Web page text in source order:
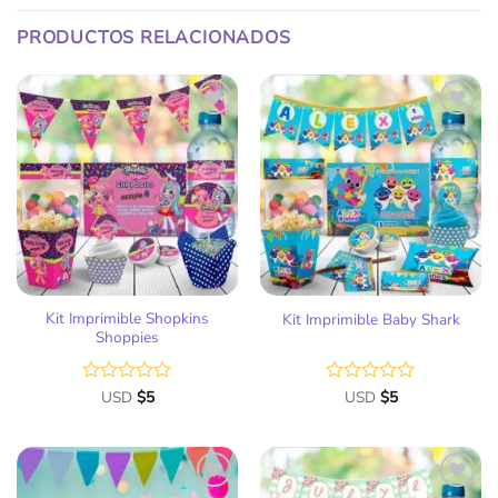
PRODUCTOS RELACIONADOS
Añadir
a la
lista
de
deseos
Kit Imprimible Shopkins
Shoppies
Valorado
de
5
USD $5
Añadir
a la
lista
de
deseos
Kit Imprimible Baby Shark
Valorado
de
5
USD $5